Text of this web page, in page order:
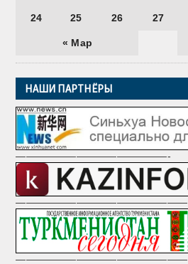
« Мар
24 25 26 27
НАШИ ПАРТНЁРЫ
———————————————-
—————————————————
—————————————————